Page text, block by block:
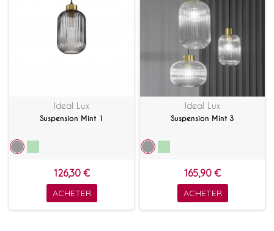
Ideal Lux
Suspension Mint 1
126,30 €
ACHETER
Ideal Lux
Suspension Mint 3
165,90 €
ACHETER